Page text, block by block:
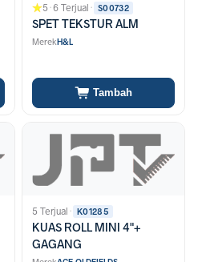
5·6 Terjual· S00732
SPET TEKSTUR ALM
MerekH&L
Tambah
5 Terjual· K01285
KUAS ROLL MINI 4"+
GAGANG